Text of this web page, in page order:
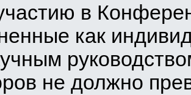
в
как
не должно